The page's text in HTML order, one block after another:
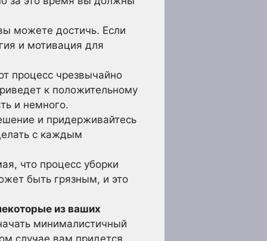
можете достичь. Если
и мотивация для
процесс чрезвычайно
к положительному
и немного.
и придерживайтесь
с каждым
что процесс уборки
быть грязным, и это
из ваших
минималистичный
случае вам придется